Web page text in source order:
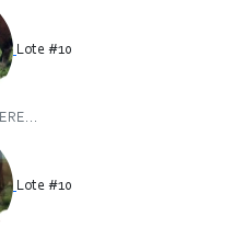
Lote #10
Lote #10